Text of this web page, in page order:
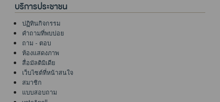
บริการประชาชน
ปฏิทินกิจกรรม
คำถามที่พบบ่อย
ถาม - ตอบ
ห้องแสดงภาพ
สื่อมัลติมิเดีย
เว็บไซต์ที่หน้าสนใจ
สมาชิก
แบบสอบถาม